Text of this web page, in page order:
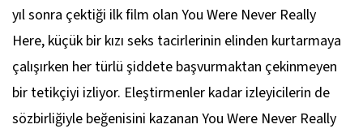
yıl sonra çektiği ilk film olan You Were Never Really
Here, küçük bir kızı seks tacirlerinin elinden kurtarmaya
çalışırken her türlü şiddete başvurmaktan çekinmeyen
bir tetikçiyi izliyor. Eleştirmenler kadar izleyicilerin de
sözbirliğiyle beğenisini kazanan You Were Never Really